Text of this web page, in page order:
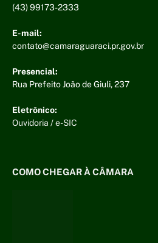
(43) 99173-2333
E-mail:
contato@camaraguaraci.pr.gov.br
Presencial:
Rua Prefeito João de Giuli, 237
Eletrônico:
Ouvidoria /e-SIC
COMO CHEGAR À CÂMARA